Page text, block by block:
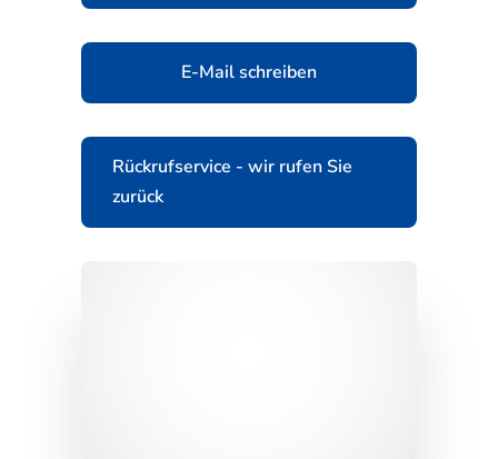
E-Mail schreiben
Rückrufservice - wir rufen Sie
zurück